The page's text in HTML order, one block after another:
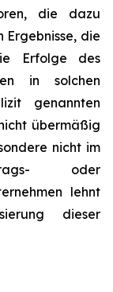
die dazu
Ergebnisse, die
Erfolge des
in solchen
genannten
übermäßig
nicht im
oder
lehnt
dieser